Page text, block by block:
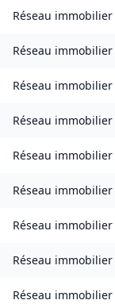
Réseau immobilier
Réseau immobilier
Réseau immobilier
Réseau immobilier
Réseau immobilier
Réseau immobilier
Réseau immobilier
Réseau immobilier
Réseau immobilier